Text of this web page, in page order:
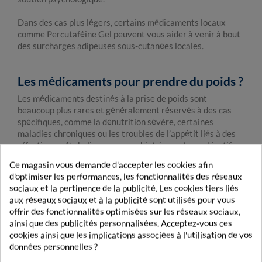
Dans des cas plus légers, certains médicaments locaux
comme Percutaféine Gel peuvent vous aider à venir à bout
des surcharges adipeuses sous-cutanées locales.
Les médicaments pour prendre du poids ?
Les médicaments destinés à la prise de poids sont
beaucoup plus rares et généralement réservés à des cas
spécifiques, comme la dénutrition sévère, certaines
maladies chroniques ou les troubles de l’appétit liés à des
affections métaboliques ou psychiatriques. Leur objectif
nutriments ou de renforcer la masse musculaire.
Les principaux traitements comprennent parfois des
stimulants de l’appétit (comme certains antihistaminiques
ou corticostéroïdes utilisés ponctuellement) et des
suppléments nutritionnels riches en calories et en
protéines. Dans certains cas, votre médecin peut vous
prescrire des hormones anabolisantes ou des compléments
Ce magasin vous demande d'accepter les cookies afin
d'optimiser les performances, les fonctionnalités des réseaux
sociaux et la pertinence de la publicité. Les cookies tiers liés
aux réseaux sociaux et à la publicité sont utilisés pour vous
offrir des fonctionnalités optimisées sur les réseaux sociaux,
ainsi que des publicités personnalisées. Acceptez-vous ces
cookies ainsi que les implications associées à l'utilisation de vos
données personnelles ?